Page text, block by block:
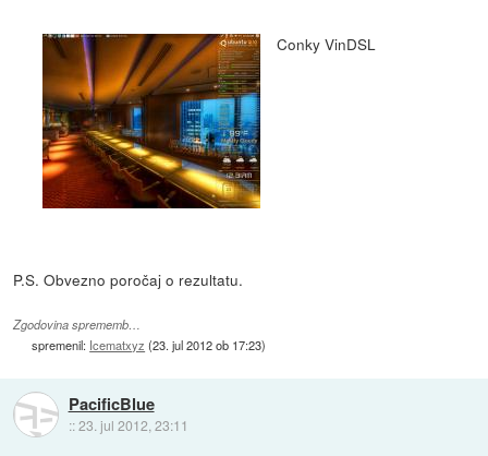
Conky VinDSL
P.S. Obvezno poročaj o rezultatu.
Zgodovina sprememb…
spremenil: Icematxyz (23. jul 2012 ob 17:23)
PacificBlue
::23. jul 2012, 23:11